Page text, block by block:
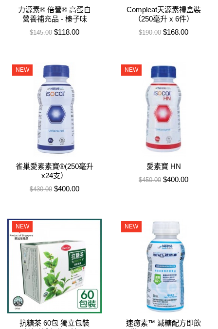
力源素® 倍營® 高蛋白
營養補充品 ‑ 榛子味
售價
$145.00 特價
$118.00
Compleat天源素禮盒裝
（250毫升 x 6件）
售價
$190.00 特價
$168.00
NEW
雀巢愛素素寶®(250毫升
x24支）
售價
$430.00 特價
$400.00
NEW
愛素寶 HN
售價
$450.00 特價
$400.00
NEW
抗糖茶 60包 獨立包裝
NEW
速癒素™ 減糖配方即飲